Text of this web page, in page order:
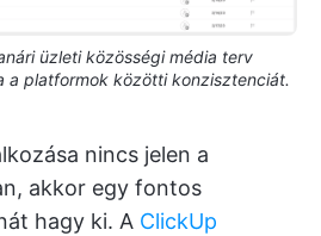
üzleti közösségi média terv
a platformok közötti konzisztenciát.
nincs jelen a
akkor egy fontos
hagy ki. A ClickUp